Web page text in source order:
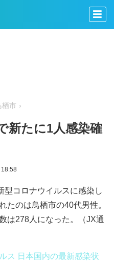
栖市
新たに1人感染確
型コロナウイルスに感染し
たのは鳥栖市の40代男性。
は278人になった。（JX通
ス 日本国内の最新感染状